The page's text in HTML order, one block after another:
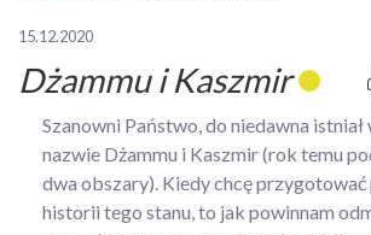
15.12.2020
Dżammu i Kaszmir
Szanowni Państwo, do niedawna istniał
nazwie Dżammu i Kaszmir (rok temu
dwa obszary). Kiedy chcę przygotować
historii tego stanu, to jak powinnam